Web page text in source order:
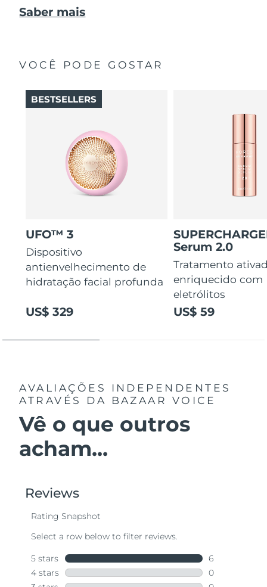
Saber mais
VOCÊ PODE GOSTAR
UFO™ 3
Dispositivo
antienvelhecimento de
hidratação facial profunda
US$ 329
BESTSELLERS
Serum 2.0
Tratamento
enriquecido com
eletrólitos
US$ 59
AVALIAÇÕES INDEPENDENTES
ATRAVÉS DA BAZAAR VOICE
Vê o que outros
acham...